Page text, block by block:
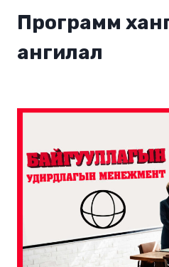
Программ
ангилал